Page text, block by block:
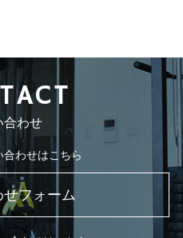
合わせ
合わせはこちら
フォーム